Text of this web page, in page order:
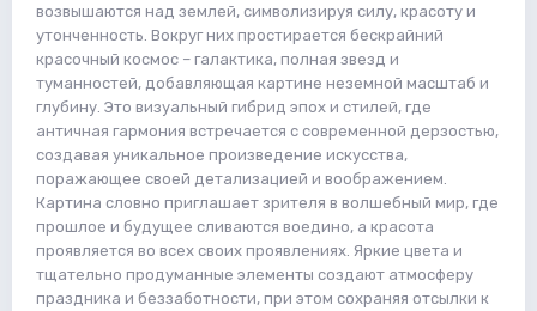
возвышаются над землей, символизируя силу, красоту и
утонченность. Вокруг них простирается бескрайний
красочный космос – галактика, полная звезд и
туманностей, добавляющая картине неземной масштаб и
глубину. Это визуальный гибрид эпох и стилей, где
античная гармония встречается с современной дерзостью,
создавая уникальное произведение искусства,
поражающее своей детализацией и воображением.
Картина словно приглашает зрителя в волшебный мир, где
прошлое и будущее сливаются воедино, а красота
проявляется во всех своих проявлениях. Яркие цвета и
тщательно продуманные элементы создают атмосферу
праздника и беззаботности, при этом сохраняя отсылки к